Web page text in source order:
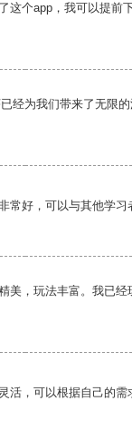
这个app，我可以提前
经为我们带来了无限
常好，可以与其他学习
美，玩法丰富。我已经
活，可以根据自己的需